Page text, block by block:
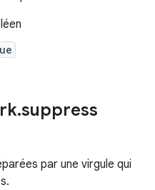
.suppress
par une virgule qui